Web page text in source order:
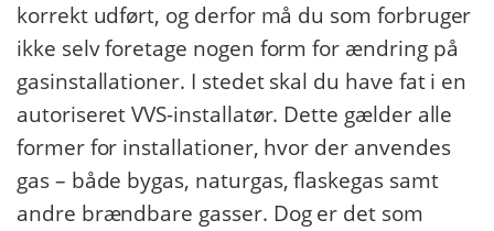
korrekt udført, og derfor må du som forbruger
ikke selv foretage nogen form for ændring på
gasinstallationer. I stedet skal du have fat i en
autoriseret VVS-installatør. Dette gælder alle
former for installationer, hvor der anvendes
gas – både bygas, naturgas, flaskegas samt
andre brændbare gasser. Dog er det som